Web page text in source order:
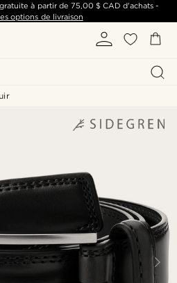
à partir de 75,00 $ CAD d'achats -
options de livraison